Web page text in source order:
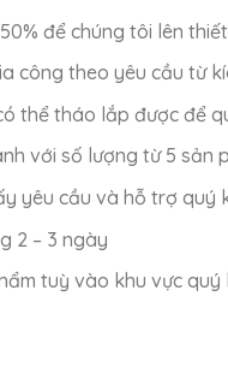
để chúng tôi lên
công theo yêu cầu từ
thể tháo lắp được để
với số lượng từ 5 sản
yêu cầu và hỗ trợ quý
2 – 3 ngày
tuỳ vào khu vực quý